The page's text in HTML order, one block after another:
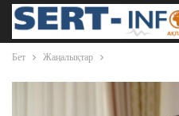
Бет Жаңалықтар